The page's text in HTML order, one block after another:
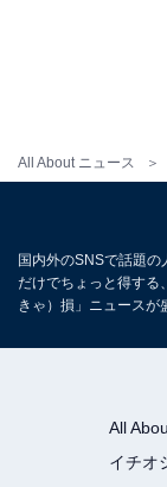
All About ニュース
国内外のSNSで話題の
だけでちょっと得する
きゃ）損」ニュースが
All
イチオ